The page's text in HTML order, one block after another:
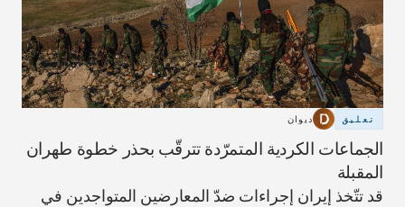
تعليق ديوان
الجماعات الكردية المتمرّدة تترقّب بحذر خطوة طهران
المقبلة
قد تتّخذ إيران إجراءات ضدّ المعارضين المتواجدين في